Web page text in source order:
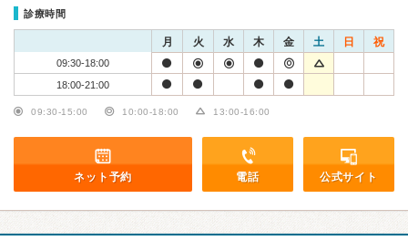
診療時間
月 火 水 木 金 土 日 祝
09:30-18:00
18:00-21:00
09:30-15:00 10:00-18:00 13:00-16:00
ネット予約 電話 公式サイト